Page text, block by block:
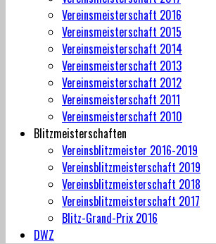
Vereinsmeisterschaft 2016
Vereinsmeisterschaft 2015
Vereinsmeisterschaft 2014
Vereinsmeisterschaft 2013
Vereinsmeisterschaft 2012
Vereinsmeisterschaft 2011
Vereinsmeisterschaft 2010
Blitzmeisterschaften
Vereinsblitzmeister 2016-2019
Vereinsblitzmeisterschaft 2019
Vereinsblitzmeisterschaft 2018
Vereinsblitzmeisterschaft 2017
Blitz-Grand-Prix 2016
DWZ